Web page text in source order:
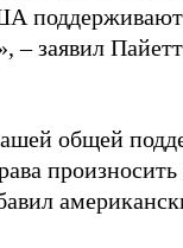
поддерживают
– заявил
общей